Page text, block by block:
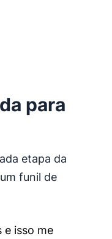
para
etapa da
funil de
e isso me